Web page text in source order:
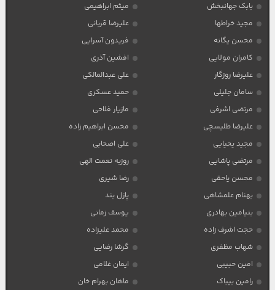
بابک جهانبخش
میثم ابراهیمی
مجید خراطها
علیرضا قربانی
محسن یگانه
فریدون آسرایی
کامران مولایی
افشین آذری
علیرضا روزگار
علی عبدالمالکی
سامان جلیلی
حمید عسکری
مرتضی اشرفی
مازیار فلاحی
علیرضا طلیسچی
محسن ابراهیم زاده
مجید یحیایی
علی اصحابی
مرتضی پاشایی
روزبه نعمت الهی
محسن یاحقی
رضا شیری
بهنام علمشاهی
پازل بند
بنیامین بهادری
یوسف زمانی
حجت اشرف زاده
محمد علیزاده
شهاب مظفری
گرشا رضایی
امین حبیبی
ایمان غلامی
رامین بیباک
ماهان بهرام خان